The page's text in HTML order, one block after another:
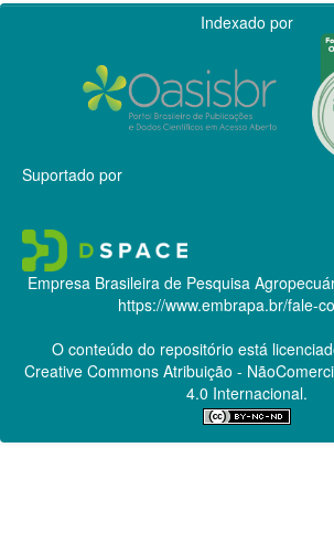
Indexado por
Suportado por
Empresa Brasileira de Pesquisa
https://www.embrapa.br/fale-
O conteúdo do repositório está
Creative CommonsAtribuição -
4.0 Internacional.